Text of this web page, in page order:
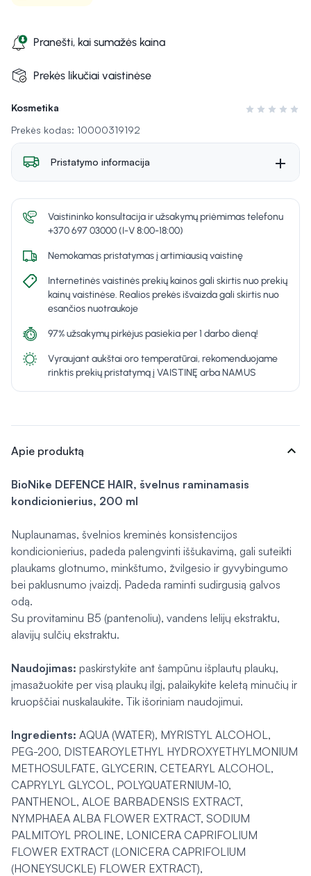
Kosmetika
Įvertinimas 0
Prekės kodas: 10000319192
Pranešti, kai sumažės kaina
Prekės likučiai vaistinėse
Pristatymo informacija
Vaistininko konsultacija ir užsakymų priėmimas telefonu
+370 697 03000 (I-V 8:00-18:00)
Nemokamas pristatymas į artimiausią vaistinę
Internetinės vaistinės prekių kainos gali skirtis nuo prekių
kainų vaistinėse. Realios prekės išvaizda gali skirtis nuo
esančios nuotraukoje
97% užsakymų pirkėjus pasiekia per 1 darbo dieną!
Vyraujant aukštai oro temperatūrai, rekomenduojame
rinktis prekių pristatymą į VAISTINĘ arba NAMUS
Apie produktą expand_more
BioNike DEFENCE HAIR, švelnus raminamasis
kondicionierius, 200 ml
Nuplaunamas, švelnios kreminės konsistencijos
kondicionierius, padeda palengvinti iššukavimą, gali suteikti
plaukams glotnumo, minkštumo, žvilgesio ir gyvybingumo
bei paklusnumo įvaizdį. Padeda raminti sudirgusią galvos
odą.
Su provitaminu B5 (pantenoliu), vandens lelijų ekstraktu,
alavijų sulčių ekstraktu.
Naudojimas: paskirstykite ant šampūnu išplautų plaukų,
įmasažuokite per visą plaukų ilgį, palaikykite keletą minučių ir
kruopščiai nuskalaukite. Tik išoriniam naudojimui.
Ingredients: AQUA (WATER), MYRISTYL ALCOHOL,
PEG-200, DISTEAROYLETHYL HYDROXYETHYLMONIUM
METHOSULFATE, GLYCERIN, CETEARYL ALCOHOL,
CAPRYLYL GLYCOL, POLYQUATERNIUM-10,
PANTHENOL, ALOE BARBADENSIS EXTRACT,
NYMPHAEA ALBA FLOWER EXTRACT, SODIUM
PALMITOYL PROLINE, LONICERA CAPRIFOLIUM
FLOWER EXTRACT (LONICERA CAPRIFOLIUM
(HONEYSUCKLE) FLOWER EXTRACT),